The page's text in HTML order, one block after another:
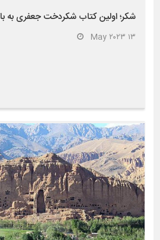
شکر؛ اولین کتاب شکردخت جعفری به
۱۳ May ۲۰۲۳